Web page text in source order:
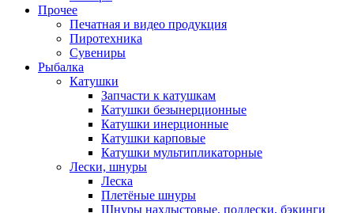
Прочее
Печатная и видео продукция
Пиротехника
Сувениры
Рыбалка
Катушки
Запчасти к катушкам
Катушки безынерционные
Катушки инерционные
Катушки карповые
Катушки мультипликаторные
Лески, шнуры
Леска
Плетёные шнуры
Шнуры нахлыстовые, подлески, бэкинги